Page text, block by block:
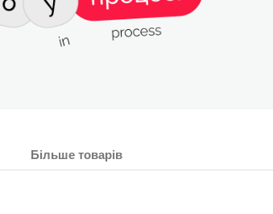
Більше товарів